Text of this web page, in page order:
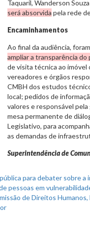
Taquaril, Wanderson
será absorvida pela rede
Encaminhamentos
Ao final da audiência,
ampliar a transparência do
de visita técnica ao imóvel
vereadores e órgãos
CMBH dos estudos
local; pedidos de
valores e responsável
mesa permanente de
Legislativo, para
as demandas de
Superintendência de